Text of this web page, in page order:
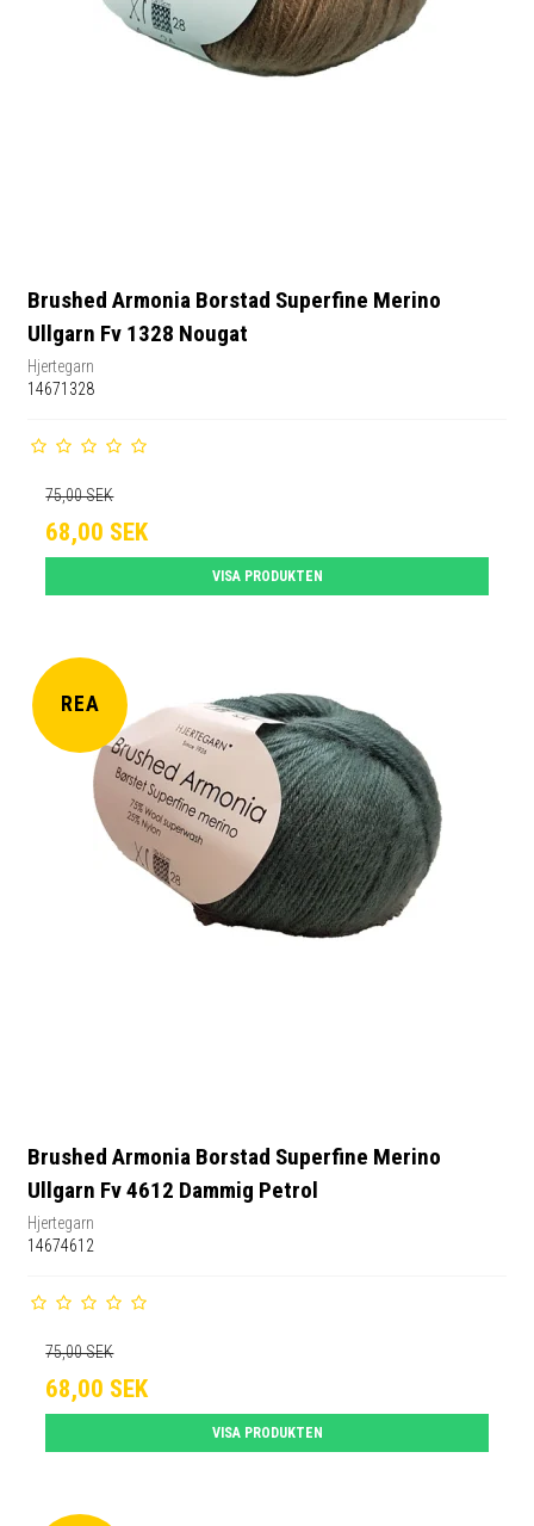
Brushed Armonia Borstad Superfine Merino
Ullgarn Fv 1328 Nougat
Hjertegarn
14671328
75,00 SEK
68,00 SEK
VISA PRODUKTEN
REA
Brushed Armonia Borstad Superfine Merino
Ullgarn Fv 4612 Dammig Petrol
Hjertegarn
14674612
75,00 SEK
68,00 SEK
VISA PRODUKTEN